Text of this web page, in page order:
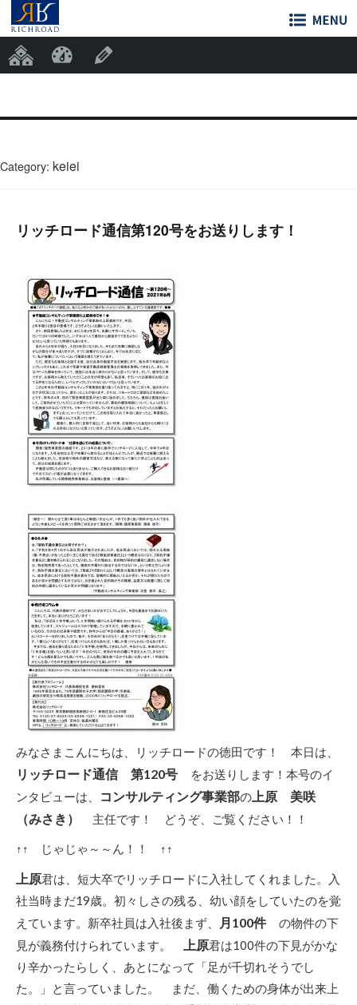
Category: keiei
リッチロード通信第120号をお送りします！
みなさまこんにちは、リッチロードの徳田です！ 本日は、
リッチロード通信 第120号
をお送りします！本号のイ
ンタビューは、
コンサルティング事業部の 上原 美咲
（みさき） 主任です！ どうぞ、ご覧ください！！
↑↑ じゃじゃ～～ん！！ ↑↑
上原君は、短大卒でリッチロードに入社してくれました。入
社当時まだ19歳。初々しさの残る、幼い顔をしていたのを覚
えています。新卒社員は入社後まず、
月100件 の物件の下
見が義務付けられています。
上原君は100件の下見がかな
り辛かったらしく、あとになって「足が千切れそうでし
た。」と言っていました。 まだ、働くための身体が出来上
参加サイト